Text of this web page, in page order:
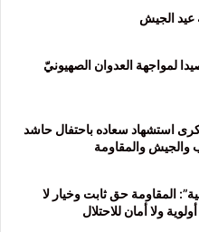
عيد الجيش
لمواجهة العدوان الصهيونيّ
استشهاد سعاده باحتفال حاشد
والجيش والمقاومة
المقاومة حق ثابت وخيار لا
ولا أمان للاحتلال